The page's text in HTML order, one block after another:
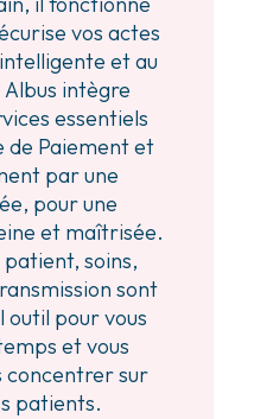
vos actes
et au
Albus intègre
essentiels
de Paiement et
par une
pour une
et maîtrisée.
soins,
sont
outil pour vous
et vous
concentrer sur
patients.